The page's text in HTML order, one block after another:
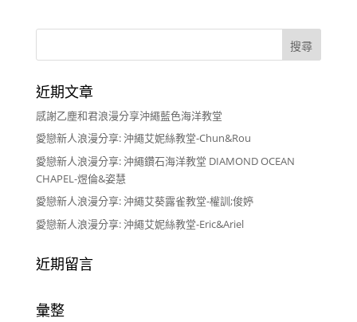
近期文章
感謝乙塵和君浪漫分享沖繩藍色海洋教堂
愛戀新人浪漫分享: 沖繩艾妮絲教堂-Chun&Rou
愛戀新人浪漫分享: 沖繩鑽石海洋教堂 DIAMOND OCEAN
CHAPEL-煜倫&姿慧
愛戀新人浪漫分享: 沖繩艾葵露雀教堂-權訓;俊婷
愛戀新人浪漫分享: 沖繩艾妮絲教堂-Eric&Ariel
近期留言
彙整